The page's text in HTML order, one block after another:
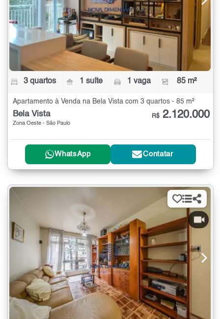
3 quartos 1 suíte 1 vaga 85 m²
Apartamento à Venda na Bela Vista com 3 quartos - 85 m²
Bela Vista
Zona Oeste - São Paulo
R$ 2.120.000
WhatsApp Contatar